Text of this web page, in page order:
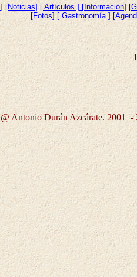
] [Noticias] [ Artículos ] [ Información] [
[Fotos] [ Gastronomía ] [
@ Antonio Durán Azcárate. 2001